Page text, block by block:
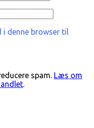
denne browser til
spam. Læs om